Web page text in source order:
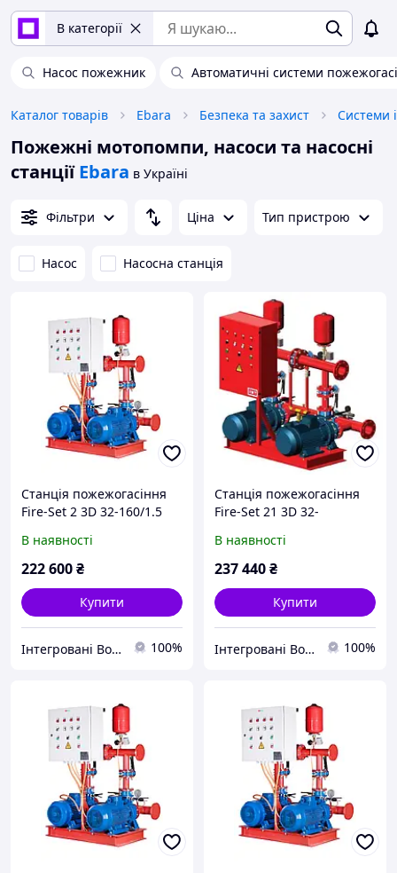
В категорії
Насос пожежник Автоматичні системи
Каталог товарів Ebara Безпека та захист Системи
Пожежні мотопомпи, насоси та насосні
станції Ebara в Україні
Фільтри Ціна Тип пристрою
Насос Насосна станція
Станція пожежогасіння
Fire-Set 2 3D 32-160/1.5
(1роб+1рез)
Сертифікована ДСНС
В наявності
222 600₴
Купити
Інтегровані Водні Технології ТОВ 100%
Станція пожежогасіння
Fire-Set 21 3D 32-
DPCs Q=18м3/год. Н=27.3м
(1роб+1рез+1насос-
В наявності
237 440₴
Купити
Інтегровані Водні Технології ТОВ 100%